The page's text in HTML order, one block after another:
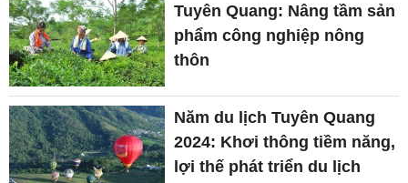
Tuyên Quang: Nâng tầm sản
phẩm công nghiệp nông
thôn
Năm du lịch Tuyên Quang
2024: Khơi thông tiềm năng,
lợi thế phát triển du lịch